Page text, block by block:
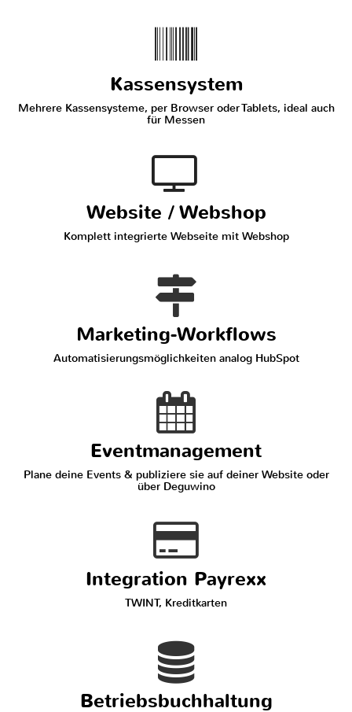
Kassensystem
Mehrere Kassensysteme, per Browser oder Tablets, ideal auch
für Messen
Website / Webshop
Komplett integrierte Webseite mit Webshop
Marketing-Workflows
Automatisierungsmöglichkeiten analog HubSpot
Eventmanagement
Plane deine Events & publiziere sie auf deiner Website oder
über Deguwino
Integration Payrexx
TWINT, Kreditkarten
Betriebsbuchhaltung